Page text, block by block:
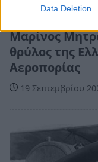
Data Deletion
Μαρίνος
θρύλος της
Αεροπορίας
19 Σεπτεμβρίου